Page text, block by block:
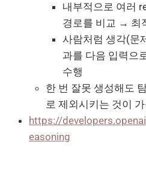
내부적으로 여러
경로를 비교 → 최
사람처럼 생각(문
과를 다음 입력으
수행
한 번 잘못 생성해도
로 제외시키는 것이
https://
easoning